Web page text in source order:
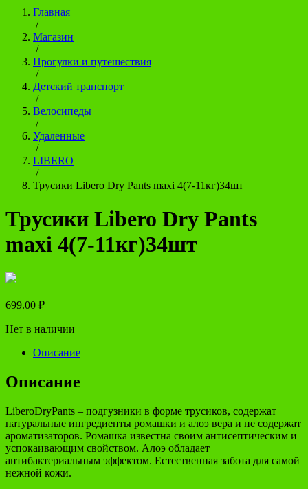
Главная
/
Магазин
/
Прогулки и путешествия
/
Детский транспорт
/
Велосипеды
/
Удаленные
/
LIBERO
/
Трусики Libero Dry Pants maxi 4(7-11кг)34шт
Трусики Libero Dry Pants
maxi 4(7-11кг)34шт
699.00 ₽
Нет в наличии
Описание
Описание
LiberoDryPants – подгузники в форме трусиков, содержат
натуральные ингредиенты ромашки и алоэ вера и не содержат
ароматизаторов. Ромашка известна своим антисептическим и
успокаивающим свойством. Алоэ обладает
антибактериальным эффектом. Естественная забота для самой
нежной кожи.